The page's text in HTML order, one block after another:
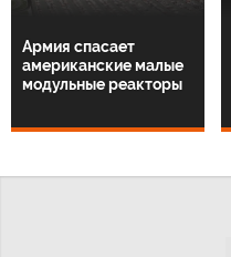
Армия спасает
американские малые
модульные реакторы